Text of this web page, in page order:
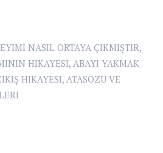
NASIL ORTAYA ÇIKMIŞTIR,
HIKAYESI, ABAYI YAKMAK
HIKAYESI, ATASÖZÜ VE